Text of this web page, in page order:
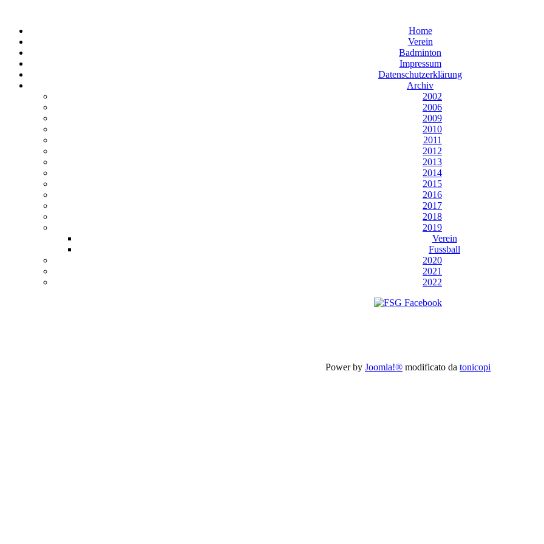
Home
Verein
Badminton
Impressum
Datenschutzerklärung
Archiv
2002
2006
2009
2010
2011
2012
2013
2014
2015
2016
2017
2018
2019
Verein
Fussball
2020
2021
2022
Power by Joomla!® modificato da tonicopi